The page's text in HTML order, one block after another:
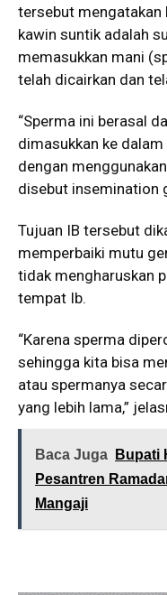
tersebut mengatakan
kawin suntik adalah
memasukkan mani
telah dicairkan dan
“Sperma ini berasal
dimasukkan ke
dengan
disebut insemination
Tujuan IB tersebut
memperbaiki mutu
tidak mengharuskan
tempat Ib.
“Karena sperma
sehingga kita bisa
atau spermanya
yang lebih lama,”
Baca Juga
Bupati
Pesantren
Mangaji